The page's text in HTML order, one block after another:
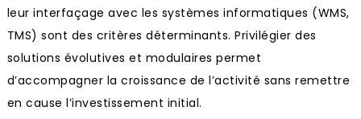
leur interfaçage avec les systèmes informatiques (WMS,
TMS) sont des critères déterminants. Privilégier des
solutions évolutives et modulaires permet
d’accompagner la croissance de l’activité sans remettre
en cause l’investissement initial.